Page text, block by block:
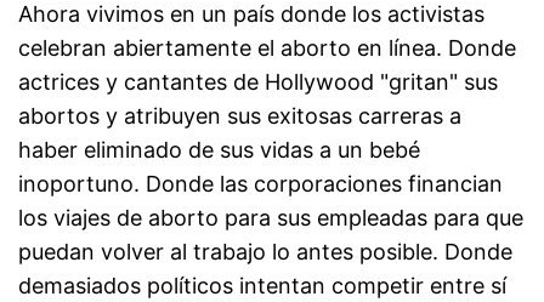
Ahora vivimos en un país donde los activistas
celebran abiertamente el aborto en línea. Donde
actrices y cantantes de Hollywood "gritan" sus
abortos y atribuyen sus exitosas carreras a
haber eliminado de sus vidas a un bebé
inoportuno. Donde las corporaciones financian
los viajes de aborto para sus empleadas para que
puedan volver al trabajo lo antes posible. Donde
demasiados políticos intentan competir entre sí